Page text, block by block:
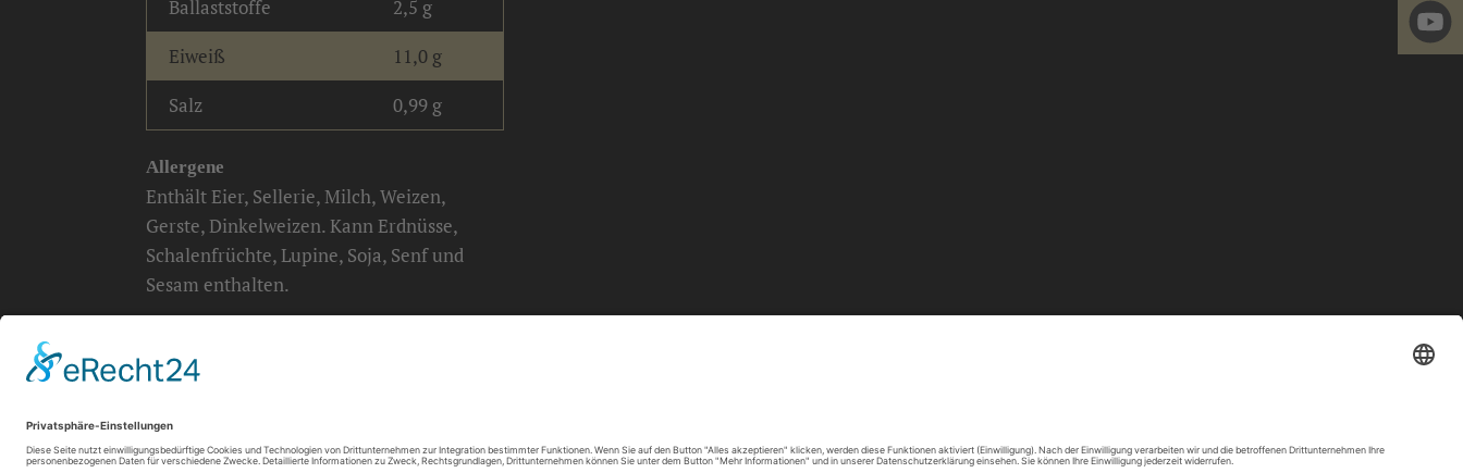
Ballaststoffe
2,5 g
Eiweiß
11,0 g
Salz
0,99 g
Allergene
Enthält Eier, Sellerie, Milch, Weizen,
Gerste, Dinkelweizen. Kann Erdnüsse,
Schalenfrüchte, Lupine, Soja, Senf und
Sesam enthalten.